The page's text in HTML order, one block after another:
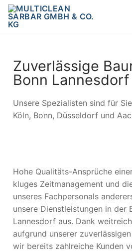
Zuverlässige
Bonn Lannesdorf
Unsere Spezialisten sind für
Köln, Bonn, Düsseldorf und
Hohe Qualitäts-Ansprüche
kluges Zeitmanagement und
unseres Fachpersonals
unsere Dienstleistungen in der
Lannesdorf aus. Dank
aufgrund unserer
wir bereits zahlreiche Kunden